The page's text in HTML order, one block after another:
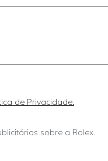
de Privacidade.
sobre a Rolex.